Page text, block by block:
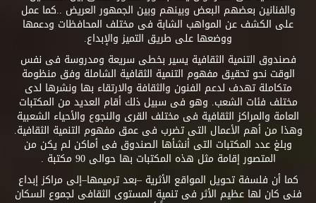
والفنانين بعضهم البعض وبينهم وبين الجمهور العريض ..كما عمل
على الكشف عن المواهب الشابة فى مختلف المحافظات ودعمها
ووضعها على طريق التميز والإبداع.
فصندوق التنمية الثقافية يسير بخطى سريعة ومدروسة فى نفس
الوقت نحو تحقيق مفهوم التنمية الثقافية الشاملة وفق منظومة
متكاملة تهدف لدعم الفنون والثقافة والارتقاء بها ونشرها لدى
مختلف فئات الشعب. وهو فى سبيل ذلك أقام العديد من المكتبات
العامة والمراكز الثقافية فى مختلف القرى والنجوع والأحياء الشعبية
وهذا من أهم الأعمال التى تضرب فى عمق مفهوم التنمية الثقافية.
وبلغ عدد المكتبات التى أنشأها الصندوق فى أماكن لم يكن من
المتصور إقامة مثل هذه المكتبات بها حوالى 90 مكتبة .
كما أن فلسفة تحويل المواقع الأثرية –بعد ترميمها–إلى مراكز إبداع
فنى كان لها عظيم الأثر فى تنمية المستوى الثقافى لجموع السكان